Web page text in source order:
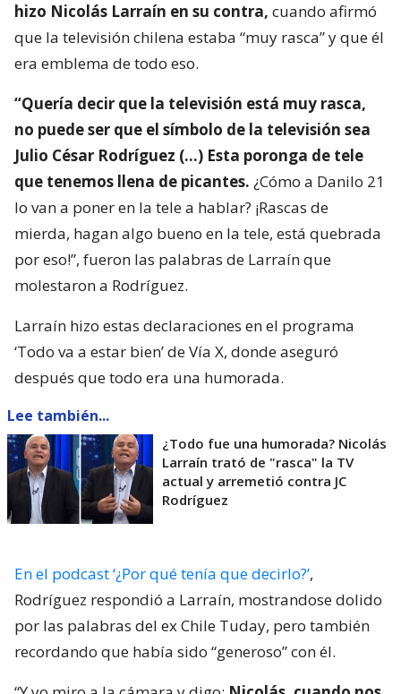
hizo Nicolás Larraín en su contra, cuando afirmó
que la televisión chilena estaba “muy rasca” y que él
era emblema de todo eso.
“Quería decir que la televisión está muy rasca,
no puede ser que el símbolo de la televisión sea
Julio César Rodríguez (…) Esta poronga de tele
que tenemos llena de picantes. ¿Cómo a Danilo 21
lo van a poner en la tele a hablar? ¡Rascas de
mierda, hagan algo bueno en la tele, está quebrada
por eso!”, fueron las palabras de Larraín que
molestaron a Rodríguez.
Larraín hizo estas declaraciones en el programa
‘Todo va a estar bien’ de Vía X, donde aseguró
después que todo era una humorada.
Lee también...
¿Todo fue una humorada? Nicolás
Larraín trató de "rasca" la TV
actual y arremetió contra JC
Rodríguez
En el podcast ‘¿Por qué tenía que decirlo?’,
Rodríguez respondió a Larraín, mostrandose dolido
por las palabras del ex Chile Tuday, pero también
recordando que había sido “generoso” con él.